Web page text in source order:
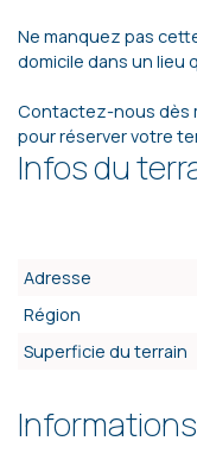
Ne manquez pas
domicile dans un lieu
Contactez-nous dès
pour réserver votre
Infos du
Adresse
Région
Superficie du terrain